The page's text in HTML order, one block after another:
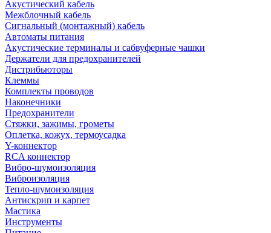
Акустический кабель
Межблочный кабель
Сигнальный (монтажный) кабель
Автоматы питания
Акустические терминалы и сабвуферные чашки
Держатели для предохранителей
Дистрибьюторы
Клеммы
Комплекты проводов
Наконечники
Предохранители
Стяжки, зажимы, грометы
Оплетка, кожух, термоусадка
Y-коннектор
RCA коннектор
Вибро-шумоизоляция
Виброизоляция
Тепло-шумоизоляция
Антискрип и карпет
Мастика
Инструменты